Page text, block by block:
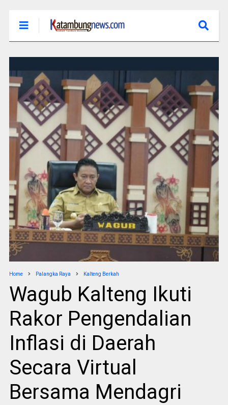
Home Palangka Raya Kalteng Berkah
Wagub Kalteng Ikuti
Rakor Pengendalian
Inflasi di Daerah
Secara Virtual
Bersama Mendagri